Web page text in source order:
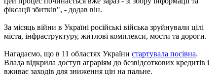
фіксації збитків", - додав він.
За місяць війни в Україні російські війська зруйнували цілі
міста, інфраструктуру, житлові комплекси, мости та дороги.
Нагадаємо, що в 11 областях України стартувала посівна.
Влада відкрила доступ аграріям до безвідсоткових кредитів і
вживає заходів для зниження цін на пальне.